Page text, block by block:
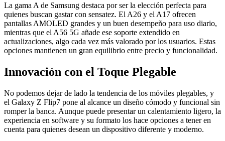
La gama A de Samsung destaca por ser la elección perfecta para
quienes buscan gastar con sensatez. El A26 y el A17 ofrecen
pantallas AMOLED grandes y un buen desempeño para uso diario,
mientras que el A56 5G añade ese soporte extendido en
actualizaciones, algo cada vez más valorado por los usuarios. Estas
opciones mantienen un gran equilibrio entre precio y funcionalidad.
Innovación con el Toque Plegable
No podemos dejar de lado la tendencia de los móviles plegables, y
el Galaxy Z Flip7 pone al alcance un diseño cómodo y funcional sin
romper la banca. Aunque puede presentar un calentamiento ligero, la
experiencia en software y su formato los hace opciones a tener en
cuenta para quienes desean un dispositivo diferente y moderno.